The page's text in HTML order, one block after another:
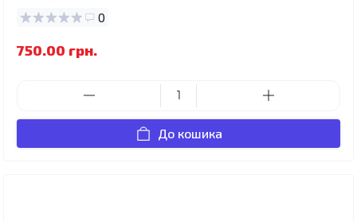
0
750.00 грн.
До кошика